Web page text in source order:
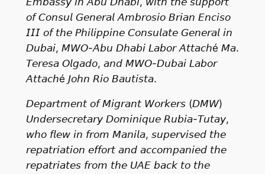
𝘰𝘧 𝘊𝘰𝘯𝘴𝘶𝘭 𝘎𝘦𝘯𝘦𝘳𝘢𝘭 𝘈𝘮𝘣𝘳𝘰𝘴𝘪𝘰 𝘉𝘳𝘪𝘢𝘯 𝘌𝘯𝘤𝘪𝘴𝘰
𝘐𝘐𝘐 𝘰𝘧 𝘵𝘩𝘦 𝘗𝘩𝘪𝘭𝘪𝘱𝘱𝘪𝘯𝘦 𝘊𝘰𝘯𝘴𝘶𝘭𝘢𝘵𝘦 𝘎𝘦𝘯𝘦𝘳𝘢𝘭 𝘪𝘯
𝘋𝘶𝘣𝘢𝘪, 𝘔𝘞𝘖-𝘈𝘣𝘶 𝘋𝘩𝘢𝘣𝘪 𝘓𝘢𝘣𝘰𝘳 𝘈𝘵𝘵𝘢𝘤𝘩é 𝘔𝘢.
𝘛𝘦𝘳𝘦𝘴𝘢 𝘖𝘭𝘨𝘢𝘥𝘰, 𝘢𝘯𝘥 𝘔𝘞𝘖-𝘋𝘶𝘣𝘢𝘪 𝘓𝘢𝘣𝘰𝘳
𝘈𝘵𝘵𝘢𝘤𝘩é 𝘑𝘰𝘩𝘯 𝘙𝘪𝘰 𝘉𝘢𝘶𝘵𝘪𝘴𝘵𝘢.
𝘋𝘦𝘱𝘢𝘳𝘵𝘮𝘦𝘯𝘵 𝘰𝘧 𝘔𝘪𝘨𝘳𝘢𝘯𝘵 𝘞𝘰𝘳𝘬𝘦𝘳𝘴 (𝘋𝘔𝘞)
𝘜𝘯𝘥𝘦𝘳𝘴𝘦𝘤𝘳𝘦𝘵𝘢𝘳𝘺 𝘋𝘰𝘮𝘪𝘯𝘪𝘲𝘶𝘦 𝘙𝘶𝘣𝘪𝘢-𝘛𝘶𝘵𝘢𝘺,
𝘸𝘩𝘰 𝘧𝘭𝘦𝘸 𝘪𝘯 𝘧𝘳𝘰𝘮 𝘔𝘢𝘯𝘪𝘭𝘢, 𝘴𝘶𝘱𝘦𝘳𝘷𝘪𝘴𝘦𝘥 𝘵𝘩𝘦
𝘳𝘦𝘱𝘢𝘵𝘳𝘪𝘢𝘵𝘪𝘰𝘯 𝘦𝘧𝘧𝘰𝘳𝘵 𝘢𝘯𝘥 𝘢𝘤𝘤𝘰𝘮𝘱𝘢𝘯𝘪𝘦𝘥 𝘵𝘩𝘦
𝘳𝘦𝘱𝘢𝘵𝘳𝘪𝘢𝘵𝘦𝘴 𝘧𝘳𝘰𝘮 𝘵𝘩𝘦 𝘜𝘈𝘌 𝘣𝘢𝘤𝘬 𝘵𝘰 𝘵𝘩𝘦